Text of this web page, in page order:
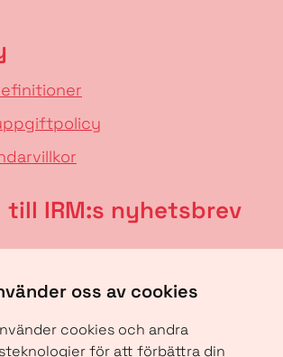
oss av cookies
cookies och andra
för att förbättra din
till IRM:s nyhetsbrev